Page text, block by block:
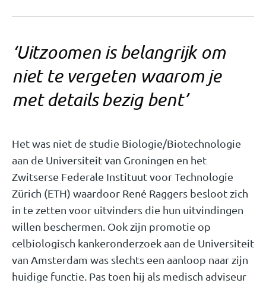
‘Uitzoomen is belangrijk om
niet te vergeten waarom je
met details bezig bent’
Het was niet de studie Biologie/Biotechnologie
aan de Universiteit van Groningen en het
Zwitserse Federale Instituut voor Technologie
Zürich (ETH) waardoor René Raggers besloot zich
in te zetten voor uitvinders die hun uitvindingen
willen beschermen. Ook zijn promotie op
celbiologisch kankeronderzoek aan de Universiteit
van Amsterdam was slechts een aanloop naar zijn
huidige functie. Pas toen hij als medisch adviseur